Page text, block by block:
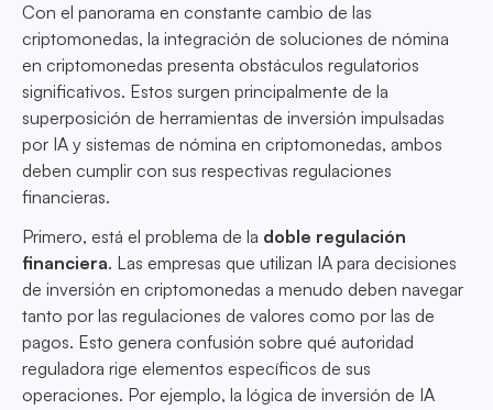
Con el panorama en constante cambio de las
criptomonedas, la integración de soluciones de nómina
en criptomonedas presenta obstáculos regulatorios
significativos. Estos surgen principalmente de la
superposición de herramientas de inversión impulsadas
por IA y sistemas de nómina en criptomonedas, ambos
deben cumplir con sus respectivas regulaciones
financieras.
Primero, está el problema de la doble regulación
financiera. Las empresas que utilizan IA para decisiones
de inversión en criptomonedas a menudo deben navegar
tanto por las regulaciones de valores como por las de
pagos. Esto genera confusión sobre qué autoridad
reguladora rige elementos específicos de sus
operaciones. Por ejemplo, la lógica de inversión de IA